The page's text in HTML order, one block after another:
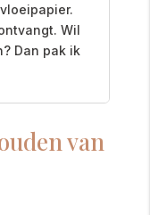
Wil
Dan pak ik
van